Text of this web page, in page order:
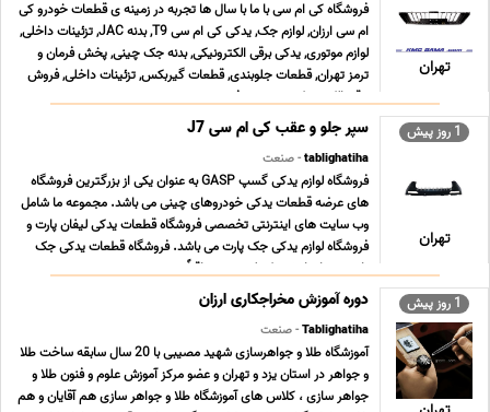
تهران
فروشگاه کی ام سی با ما با سال ها تجربه در زمینه ی قطعات خودرو کی
ام سی ارزان, لوازم جک, یدکی کی ام سی T9, بدنه JAC, تزئینات داخلی,
لوازم موتوری, یدکی برقی الکترونیکی, بدنه جک چینی, پخش فرمان و
ترمز تهران, قطعات جلوبندی, قطعات گیربکس, تزئینات داخلی, فروش
برقی الکترونیکی, سیستم فرم ... ...
1 روز پیش
تهران
سپر جلو و عقب کی ام سی J7
tablighatiha- صنعت
فروشگاه لوازم یدکی گسپ GASP به عنوان یکی از بزرگترین فروشگاه
های عرضه قطعات یدکی خودروهای چینی می باشد. مجموعه ما شامل
وب سایت های اینترنتی تخصصی فروشگاه قطعات یدکی لیفان پارت و
فروشگاه لوازم یدکی جک پارت می باشد. فروشگاه قطعات یدکی جک
پارت همراه با رشد تکنولوژی و متعاقباً سرعت ت ... ...
1 روز پیش دوره آموزش مخراجکاری ارزان
Tablighatiha- صنعت
آموزشگاه طلا و جواهرسازی شهید مصیبی با 20 سال سابقه ساخت طلا
و جواهر در استان یزد و تهران و عضو مرکز آموزش علوم و فنون طلا و
جواهر سازى ، کلاس هاى آموزشگاه طلا و جواهر سازى هم آقایان و هم